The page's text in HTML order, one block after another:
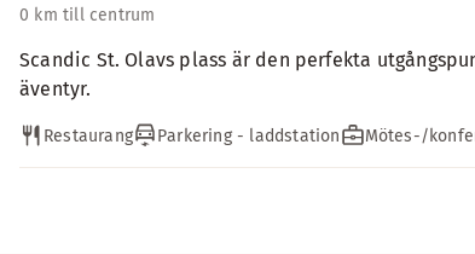
0 km till centrum
Scandic St. Olavs plass är den perfekta
äventyr.
Restaurang Parkering - laddstation Mötes-/